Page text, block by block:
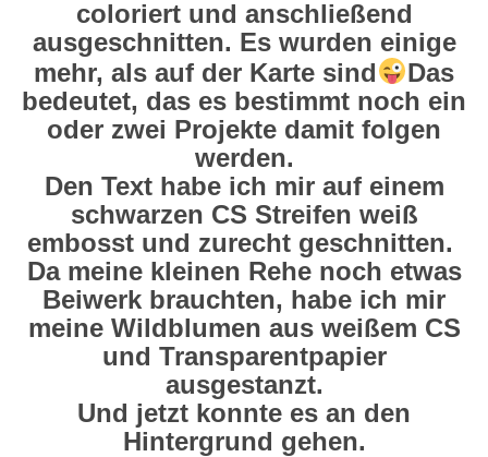
coloriert und anschließend
ausgeschnitten. Es wurden einige
mehr, als auf der Karte sind
Das
bedeutet, das es bestimmt noch ein
oder zwei Projekte damit folgen
werden.
Den Text habe ich mir auf einem
schwarzen CS Streifen weiß
embosst und zurecht geschnitten.
Da meine kleinen Rehe noch etwas
Beiwerk brauchten, habe ich mir
meine Wildblumen aus weißem CS
und Transparentpapier
ausgestanzt.
Und jetzt konnte es an den
Hintergrund gehen.